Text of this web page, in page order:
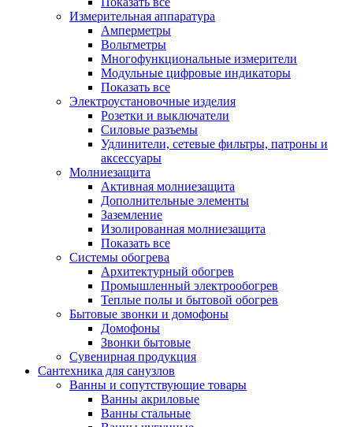
Измерительная аппаратура
Амперметры
Вольтметры
Многофункциональные измерители
Модульные цифровые индикаторы
Показать все
Электроустановочные изделия
Розетки и выключатели
Силовые разъемы
Удлинители, сетевые фильтры, патроны и
аксессуары
Молниезащита
Активная молниезащита
Дополнительные элементы
Заземление
Изолированная молниезащита
Показать все
Системы обогрева
Архитектурный обогрев
Промышленный электрообогрев
Теплые полы и бытовой обогрев
Бытовые звонки и домофоны
Домофоны
Звонки бытовые
Сувенирная продукция
Сантехника для санузлов
Ванны и сопутствующие товары
Ванны акриловые
Ванны стальные